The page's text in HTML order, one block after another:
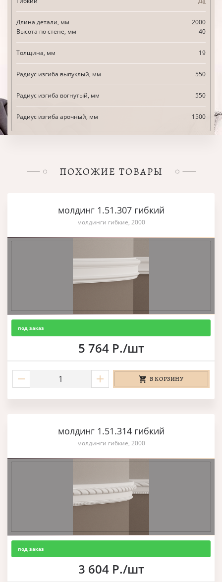
Длина детали, мм
2000
Высота по стене, мм
40
Толщина, мм 19
Радиус изгиба выпуклый, мм 550
Радиус изгиба вогнутый, мм 550
Радиус изгиба арочный, мм 1500
ПОХОЖИЕ ТОВАРЫ
молдинг 1.51.307 гибкий
молдинги гибкие, 2000
под заказ
5 764 Р./шт
В КОРЗИНУ
молдинг 1.51.314 гибкий
молдинги гибкие, 2000
под заказ
3 604 Р./шт